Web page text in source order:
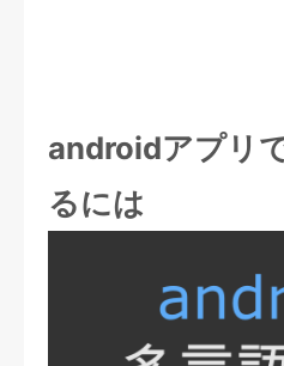
androidアプリ
るには